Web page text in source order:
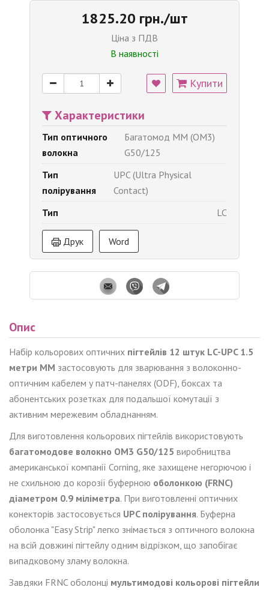
1825.20 грн./шт
Ціна з ПДВ
В наявності
Купити
Характеристики
Тип оптичного
волокна
Багатомод MM (OM3)
G50/125
Тип
полірування
UPC (Ultra Physical
Contact)
Тип
LC
Друк Word
Опис
Набір кольорових оптичних пігтейлів 12 штук LC-UPC 1.5
метри MM застосовують для зварювання з волоконно-
оптичним кабелем у патч-панелях (ODF), боксах та
абонентських розетках для подальшої комутації з
активним мережевим обладнанням.
Для виготовлення кольорових пігтейлів використовують
багатомодове волокно OM3 G50/125 виробництва
американської компанії Corning, яке захищене негорючою і
не схильною до корозії буферною оболонкою (FRNC)
діаметром 0.9 міліметра. При виготовленні оптичних
конекторів застосовується UPC полірування. Буферна
оболонка "Easy Strip" легко знімається з оптичного волокна
на всій довжині пігтейлу одним відрізком, що запобігає
випадковому зламу волокна.
Завдяки FRNC оболонці мультимодові кольорові пігтейли